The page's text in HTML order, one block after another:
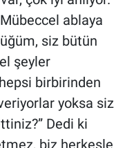
ablaya
siz bütün
şeyler
birbirinden
yoksa siz
Dedi ki
biz herkesle